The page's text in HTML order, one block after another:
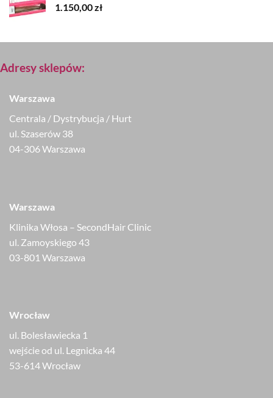
1.150,00zł
Adresy sklepów:
Warszawa
Centrala / Dystrybucja / Hurt
ul. Szaserów 38
04-306 Warszawa
Warszawa
Klinika Włosa – SecondHair Clinic
ul. Zamoyskiego 43
03-801 Warszawa
Wrocław
ul. Bolesławiecka 1
wejście od ul. Legnicka 44
53-614 Wrocław